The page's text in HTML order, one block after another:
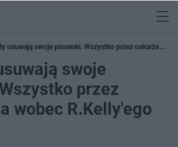
usuwają swoje piosenki. Wszystko przez oskarżenia
swoje
przez
wobec R.Kelly'ego